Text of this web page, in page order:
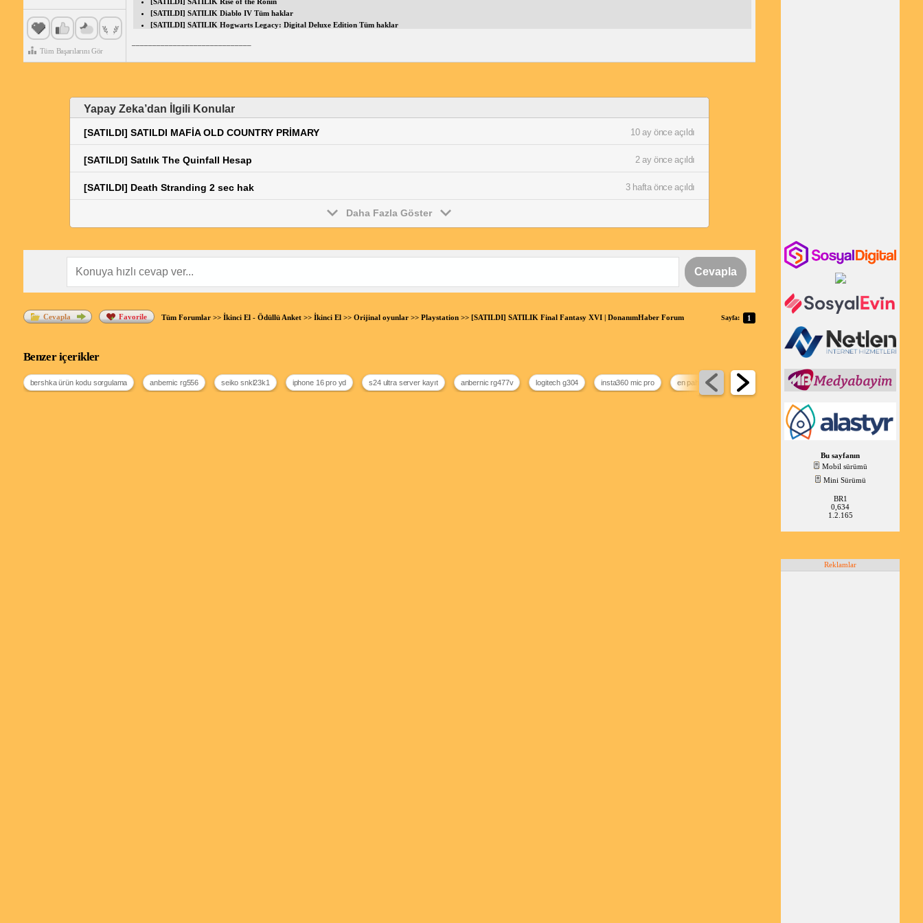
Tüm Başarılarını Gör
[SATILDI] SATILIK Diablo IV Tüm haklar
[SATILDI] SATILIK Hogwarts Legacy: Digital Deluxe Edition Tüm haklar
Yapay Zeka’dan İlgili Konular
[SATILDI] SATILDI MAFİA OLD COUNTRY PRİMARY 10 ay önce açıldı
[SATILDI] Satılık The Quinfall Hesap 2 ay önce açıldı
[SATILDI] Death Stranding 2 sec hak 3 hafta önce açıldı
Daha Fazla Göster
Cevapla
Sayfa: 1
Cevapla Favorile Tüm Forumlar>> İkinci El - Ödüllü Anket>> İkinci El>> Orijinal oyunlar>> Playstation>> [SATILDI] SATILIK Final Fantasy XVI | DonanımHaber Forum
Benzer içerikler
bershka ürün kodu sorgulama anbernic rg556 seiko snkl23k1 iphone 16 pro yd s24 ultra server kayıt anbernic rg477v logitech g304 insta360 mic pro en pahalı mouse 16k televizyon
Bu sayfanın
Mobil sürümü
Mini Sürümü
BR1
0,634
1.2.165
Reklamlar